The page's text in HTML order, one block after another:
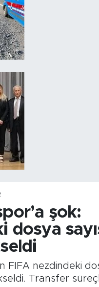
şok:
dosya
FIFA nezdindeki
Transfer